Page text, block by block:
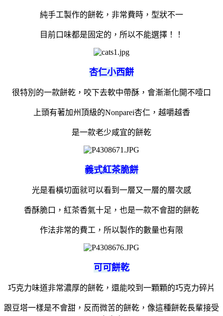
純手工製作的餅乾，非常費時，型狀不一
目前口味都是固定的，所以不能選擇！！
杏仁小西餅
很特別的一款餅乾，咬下去軟中帶酥，會漸漸化開不噎口
上頭有著加州頂級的Nonparei杏仁，越嚼越香
是一款老少咸宜的餅乾
義式紅茶脆餅
光是看橫切面就可以看到一層又一層的層次感
香酥脆口，紅茶香氣十足，也是一款不會甜的餅乾
作法非常的費工，所以製作的數量也有限
可可餅乾
巧克力味道非常濃厚的餅乾，還能咬到一顆顆的巧克力碎片
跟豆塔一樣是不會甜，反而微苦的餅乾，像這種餅乾長輩接受